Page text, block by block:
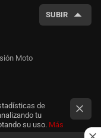
SUBIR
Moto
de
tu
su uso. Más